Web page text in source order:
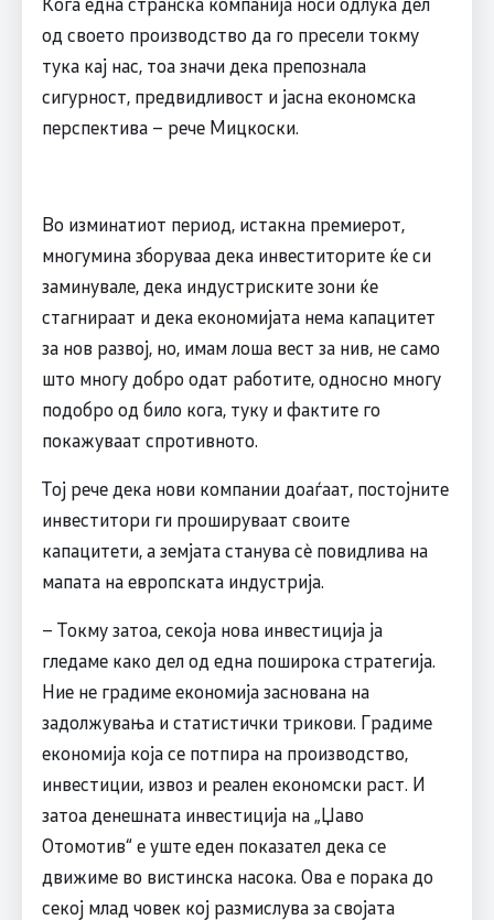
од своето производство да го пресели токму
тука кај нас, тоа значи дека препознала
сигурност, предвидливост и јасна економска
перспектива – рече Мицкоски.
Во изминатиот период, истакна премиерот,
многумина зборуваа дека инвеститорите ќе си
заминувале, дека индустриските зони ќе
стагнираат и дека економијата нема капацитет
за нов развој, но, имам лоша вест за нив, не само
што многу добро одат работите, односно многу
подобро од било кога, туку и фактите го
покажуваат спротивното.
Тој рече дека нови компании доаѓаат, постојните
инвеститори ги прошируваат своите
капацитети, а земјата станува сѐ повидлива на
мапата на европската индустрија.
– Токму затоа, секоја нова инвестиција ја
гледаме како дел од една поширока стратегија.
Ние не градиме економија заснована на
задолжувања и статистички трикови. Градиме
економија која се потпира на производство,
инвестиции, извоз и реален економски раст. И
затоа денешната инвестиција на „Џаво
Отомотив“ е уште еден показател дека се
движиме во вистинска насока. Ова е порака до
секој млад човек кој размислува за својата